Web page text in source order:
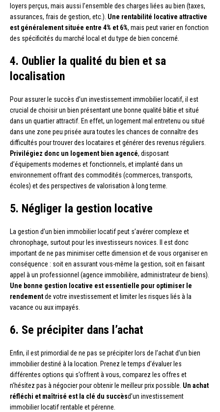
loyers perçus, mais aussi l’ensemble des charges liées au bien (taxes,
assurances, frais de gestion, etc.). Une rentabilité locative attractive
est généralement située entre 4% et 6%, mais peut varier en fonction
des spécificités du marché local et du type de bien concerné.
4. Oublier la qualité du bien et sa
localisation
Pour assurer le succès d’un investissement immobilier locatif, il est
crucial de choisir un bien présentant une bonne qualité bâtie et situé
dans un quartier attractif. En effet, un logement mal entretenu ou situé
dans une zone peu prisée aura toutes les chances de connaître des
difficultés pour trouver des locataires et générer des revenus réguliers.
Privilégiez donc un logement bien agencé, disposant
d’équipements modernes et fonctionnels, et implanté dans un
environnement offrant des commodités (commerces, transports,
écoles) et des perspectives de valorisation à long terme.
5. Négliger la gestion locative
La gestion d’un bien immobilier locatif peut s’avérer complexe et
chronophage, surtout pour les investisseurs novices. Il est donc
important de ne pas minimiser cette dimension et de vous organiser en
conséquence : soit en assurant vous-même la gestion, soit en faisant
appel à un professionnel (agence immobilière, administrateur de biens).
Une bonne gestion locative est essentielle pour optimiser le
rendementde votre investissement et limiter les risques liés à la
vacance ou aux impayés.
6. Se précipiter dans l’achat
Enfin, il est primordial de ne pas se précipiter lors de l’achat d’un bien
immobilier destiné à la location. Prenez le temps d’évaluer les
différentes options qui s’offrent à vous, comparez les offres et
n’hésitez pas à négocier pour obtenir le meilleur prix possible. Un achat
réfléchi et maîtrisé est la clé du succèsd’un investissement
immobilier locatif rentable et pérenne.